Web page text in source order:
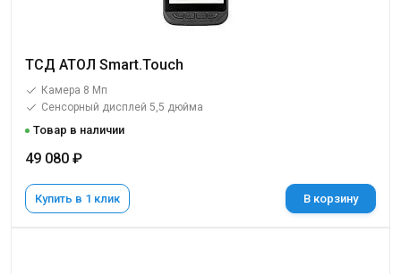
ТСД АТОЛ Smart.Touch
Камера 8 Мп
Сенсорный дисплей 5,5 дюйма
Товар в наличии
49 080 ₽
Купить в 1 клик В корзину